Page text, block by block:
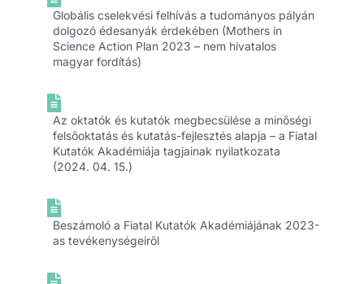
Globális cselekvési felhívás a tudományos pályán
dolgozó édesanyák érdekében (Mothers in
Science Action Plan 2023 – nem hivatalos
magyar fordítás)
Az oktatók és kutatók megbecsülése a minőségi
felsőoktatás és kutatás-fejlesztés alapja – a Fiatal
Kutatók Akadémiája tagjainak nyilatkozata
(2024. 04. 15.)
Beszámoló a Fiatal Kutatók Akadémiájának 2023-
as tevékenységeiről